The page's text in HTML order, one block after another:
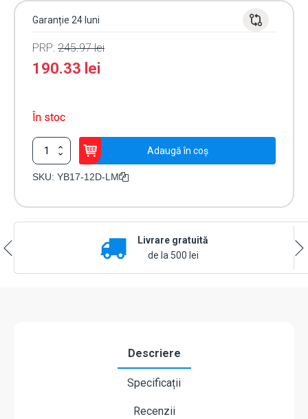
Garanție 24 luni
PRP: 245.97lei
190.33 lei
În stoc
Cantitate
Yala
electromagnetica
Adaugă în coș
SKU: YB17-12D-LM
Livrare gratuită
de la 500 lei
Descriere
Specificații
Recenzii